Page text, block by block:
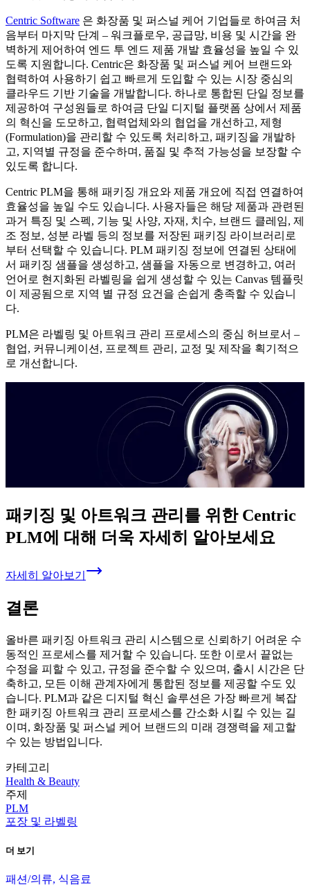
Centric Software 은 화장품 및 퍼스널 케어 기업들로 하여금 처
음부터 마지막 단계 – 워크플로우, 공급망, 비용 및 시간을 완
벽하게 제어하여 엔드 투 엔드 제품 개발 효율성을 높일 수 있
도록 지원합니다. Centric은 화장품 및 퍼스널 케어 브랜드와
협력하여 사용하기 쉽고 빠르게 도입할 수 있는 시장 중심의
클라우드 기반 기술을 개발합니다. 하나로 통합된 단일 정보를
제공하여 구성원들로 하여금 단일 디지털 플랫폼 상에서 제품
의 혁신을 도모하고, 협력업체와의 협업을 개선하고, 제형
(Formulation)을 관리할 수 있도록 처리하고, 패키징을 개발하
고, 지역별 규정을 준수하며, 품질 및 추적 가능성을 보장할 수
있도록 합니다.
Centric PLM을 통해 패키징 개요와 제품 개요에 직접 연결하여
효율성을 높일 수도 있습니다. 사용자들은 해당 제품과 관련된
과거 특징 및 스펙, 기능 및 사양, 자재, 치수, 브랜드 클레임, 제
조 정보, 성분 라벨 등의 정보를 저장된 패키징 라이브러리로
부터 선택할 수 있습니다. PLM 패키징 정보에 연결된 상태에
서 패키징 샘플을 생성하고, 샘플을 자동으로 변경하고, 여러
언어로 현지화된 라벨링을 쉽게 생성할 수 있는 Canvas 템플릿
이 제공됨으로 지역 별 규정 요건을 손쉽게 충족할 수 있습니
다.
PLM은 라벨링 및 아트워크 관리 프로세스의 중심 허브로서 –
협업, 커뮤니케이션, 프로젝트 관리, 교정 및 제작을 획기적으
로 개선합니다.
패키징 및 아트워크 관리를 위한 Centric
PLM에 대해 더욱 자세히 알아보세요
자세히 알아보기
결론
올바른 패키징 아트워크 관리 시스템으로 신뢰하기 어려운 수
동적인 프로세스를 제거할 수 있습니다. 또한 이로서 끝없는
수정을 피할 수 있고, 규정을 준수할 수 있으며, 출시 시간은 단
축하고, 모든 이해 관계자에게 통합된 정보를 제공할 수도 있
습니다. PLM과 같은 디지털 혁신 솔루션은 가장 빠르게 복잡
한 패키징 아트워크 관리 프로세스를 간소화 시킬 수 있는 길
이며, 화장품 및 퍼스널 케어 브랜드의 미래 경쟁력을 제고할
수 있는 방법입니다.
카테고리
Health & Beauty
주제
PLM
포장 및 라벨링
더 보기
패션/의류, 식음료